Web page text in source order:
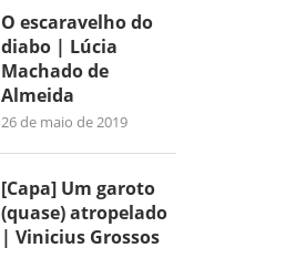
O escaravelho do
diabo | Lúcia
Machado de
Almeida
26 de maio de 2019
[Capa] Um garoto
(quase) atropelado
| Vinicius Grossos